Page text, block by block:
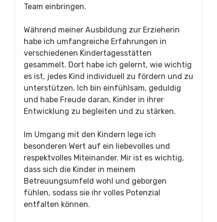
Team einbringen.
Während meiner Ausbildung zur Erzieherin
habe ich umfangreiche Erfahrungen in
verschiedenen Kindertagesstätten
gesammelt. Dort habe ich gelernt, wie wichtig
es ist, jedes Kind individuell zu fördern und zu
unterstützen. Ich bin einfühlsam, geduldig
und habe Freude daran, Kinder in ihrer
Entwicklung zu begleiten und zu stärken.
Im Umgang mit den Kindern lege ich
besonderen Wert auf ein liebevolles und
respektvolles Miteinander. Mir ist es wichtig,
dass sich die Kinder in meinem
Betreuungsumfeld wohl und geborgen
fühlen, sodass sie ihr volles Potenzial
entfalten können.